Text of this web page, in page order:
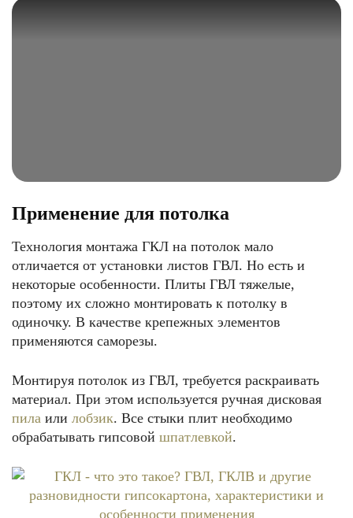
Применение для потолка
Технология монтажа ГКЛ на потолок мало
отличается от установки листов ГВЛ. Но есть и
некоторые особенности. Плиты ГВЛ тяжелые,
поэтому их сложно монтировать к потолку в
одиночку. В качестве крепежных элементов
применяются саморезы.
Монтируя потолок из ГВЛ, требуется раскраивать
материал. При этом используется ручная дисковая
пила или лобзик. Все стыки плит необходимо
обрабатывать гипсовой шпатлевкой.